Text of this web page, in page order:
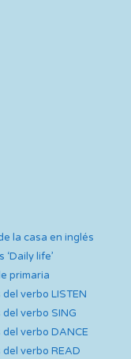
la casa en inglés
life’
primaria
verbo LISTEN
verbo SING
verbo DANCE
verbo READ